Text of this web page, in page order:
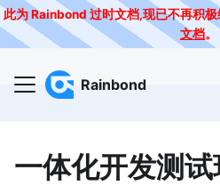
此为 Rainbond 过时文档,现已不再积极
文档。
Rainbond
一体化开发测